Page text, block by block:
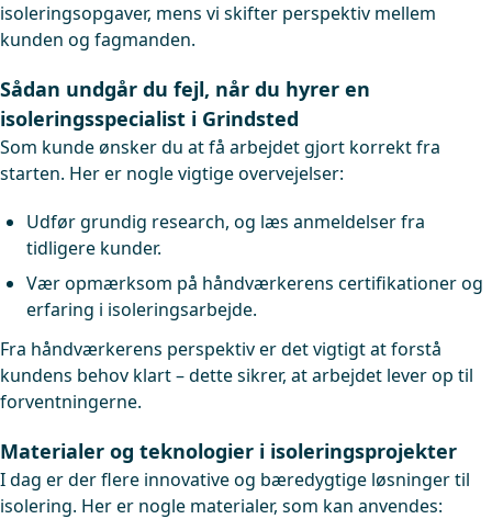
isoleringsopgaver, mens vi skifter perspektiv mellem
kunden og fagmanden.
Sådan undgår du fejl, når du hyrer en
isoleringsspecialist i Grindsted
Som kunde ønsker du at få arbejdet gjort korrekt fra
starten. Her er nogle vigtige overvejelser:
Udfør grundig research, og læs anmeldelser fra
tidligere kunder.
Vær opmærksom på håndværkerens certifikationer og
erfaring i isoleringsarbejde.
Fra håndværkerens perspektiv er det vigtigt at forstå
kundens behov klart – dette sikrer, at arbejdet lever op til
forventningerne.
Materialer og teknologier i isoleringsprojekter
I dag er der flere innovative og bæredygtige løsninger til
isolering. Her er nogle materialer, som kan anvendes: